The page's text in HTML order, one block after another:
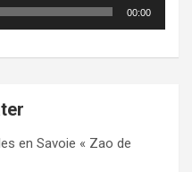
00:00
en Savoie « Zao de